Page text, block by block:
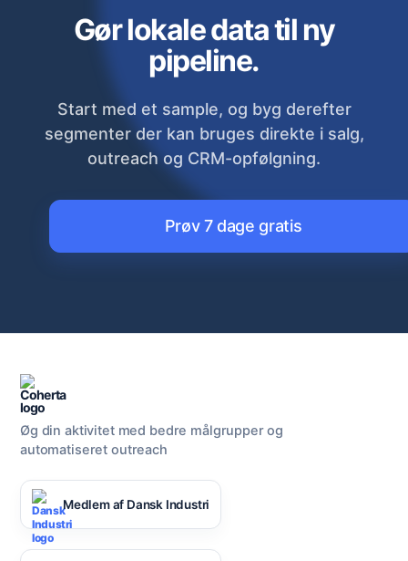
Gør lokale data til ny
pipeline.
Start med et sample, og byg derefter
segmenter der kan bruges direkte i salg,
outreach og CRM-opfølgning.
Prøv 7 dage gratis
Øg din aktivitet med bedre målgrupper og
automatiseret outreach
Medlem af Dansk Industri